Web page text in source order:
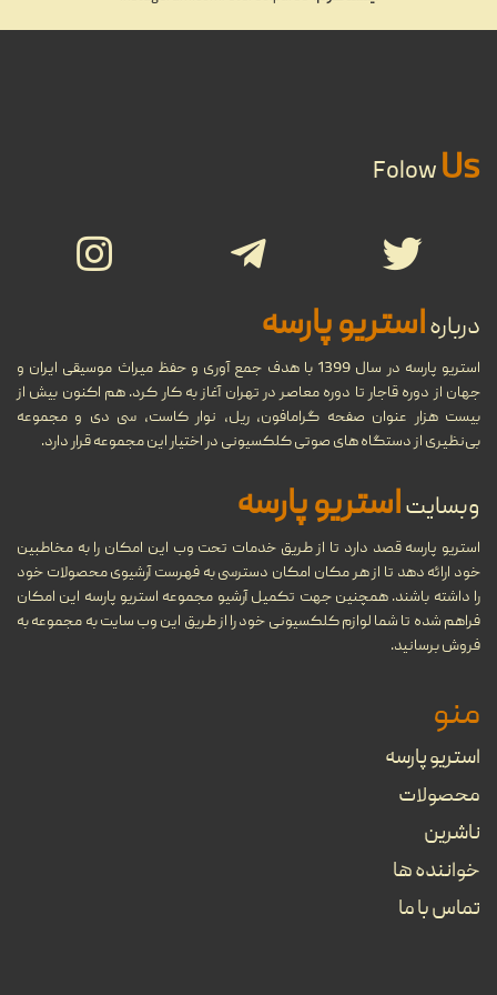
01 تاریخ و پیدایش موسیقی در ایران و
جهان
29 تاریخ جامع ضبط صوت
27 انواع و ویژگی‌های نوار کاست
...
11
شهریور
مروری بر دستگاه‌های مختلف
...
22
مرداد
گرامافون چیست؟
08
خرداد
09
ارديبهشت
FolowUs
دربارهاستریو پارسه
استریو پارسه در سال 1399 با هدف جمع آوری و حفظ میراث موسیقی ایران و
جهان از دوره قاجار تا دوره معاصر در تهران آغاز به کار کرد. هم اکنون بیش از
بیست هزار عنوان صفحه گرامافون، ریل، نوار کاست، سی دی و مجموعه
بی‌نظیری از دستگاه های صوتی کلکسیونی در اختیار این مجموعه قرار دارد.
وبسایتاستریو پارسه
استریو پارسه قصد دارد تا از طریق خدمات تحت وب این امکان را به مخاطبین
خود ارائه دهد تا از هر مکان امکان دسترسی به فهرست آرشیوی محصولات خود
را داشته باشند. همچنین جهت تکمیل آرشیو مجموعه استریو پارسه این امکان
فراهم شده تا شما لوازم کلکسیونی خود را از طریق این وب سایت به مجموعه به
فروش برسانید.
منو
استریو پارسه
محصولات
ناشرین
خواننده ها
تماس با ما